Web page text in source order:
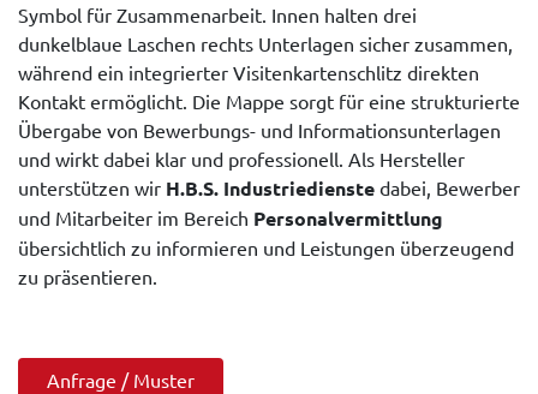
Symbol für Zusammenarbeit. Innen halten drei
dunkelblaue Laschen rechts Unterlagen sicher zusammen,
während ein integrierter Visitenkartenschlitz direkten
Kontakt ermöglicht. Die Mappe sorgt für eine strukturierte
Übergabe von Bewerbungs- und Informationsunterlagen
und wirkt dabei klar und professionell. Als Hersteller
unterstützen wir H.B.S. Industriedienste dabei, Bewerber
und Mitarbeiter im Bereich Personalvermittlung
übersichtlich zu informieren und Leistungen überzeugend
zu präsentieren.
Anfrage / Muster